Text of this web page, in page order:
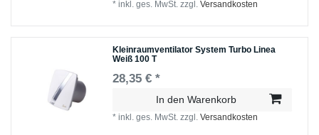
*inkl. ges. MwSt. zzgl.Versandkosten
Kleinraumventilator System Turbo Linea
Weiß 100 T
28,35 € *
In den Warenkorb
*inkl. ges. MwSt. zzgl.Versandkosten